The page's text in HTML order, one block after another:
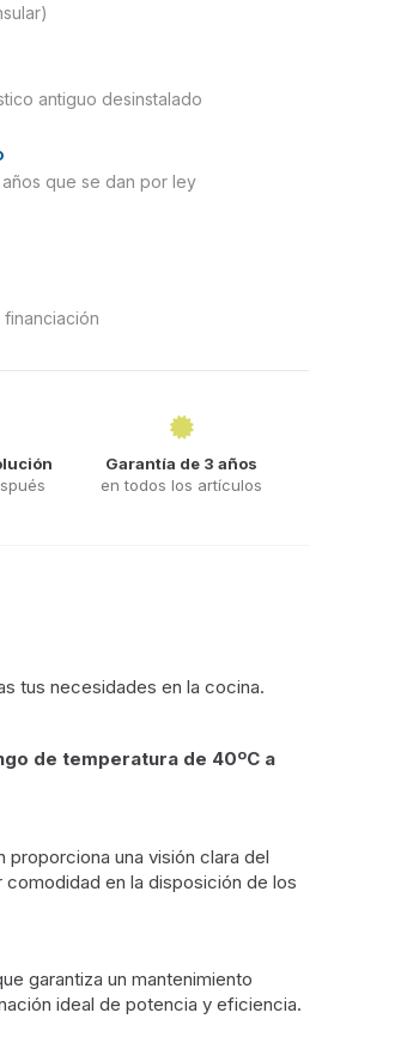
antiguo desinstalado
que se dan por ley
Garantía de 3 años
en todos los artículos
tus necesidades en la cocina.
de temperatura de 40ºC a
una visión clara del
comodidad en la disposición de los
garantiza un mantenimiento
ideal de potencia y eficiencia.